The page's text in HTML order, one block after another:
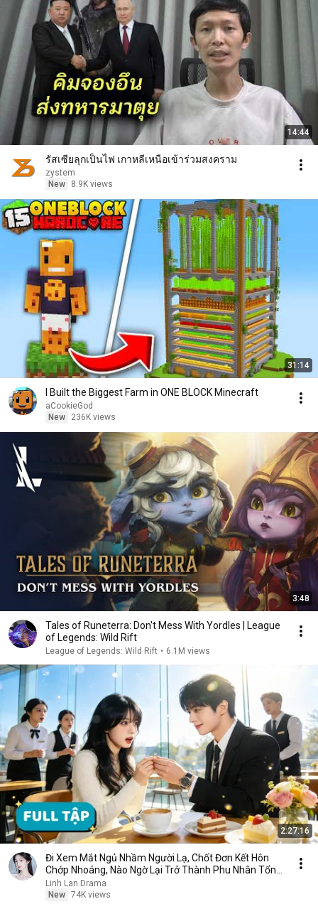
14:44
รัสเซียลุกเป็นไฟ เกาหลีเหนือเข้าร่วมสงคราม
zystem
New
8.9K views
31:14
I Built the Biggest Farm in ONE BLOCK Minecraft
aCookieGod
New
236K views
3:48
Tales of Runeterra: Don't Mess With Yordles | League
of Legends: Wild Rift
League of Legends: Wild Rift • 6.1M views
2:27:16
Đi Xem Mắt Ngủ Nhầm Người Lạ, Chốt Đơn Kết Hôn
Chớp Nhoáng, Nào Ngờ Lại Trở Thành Phu Nhân Tổng
Tài
Linh Lan Drama
New 74K views